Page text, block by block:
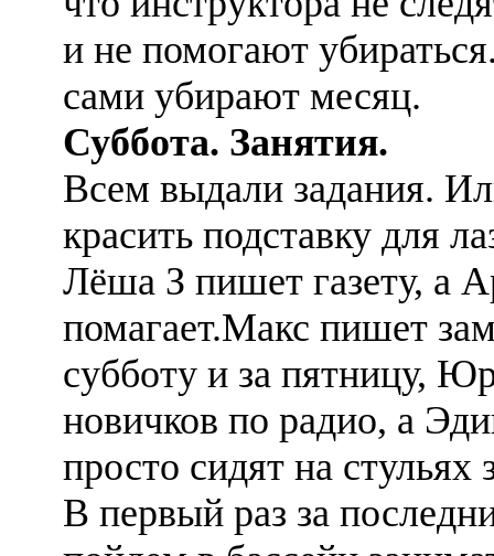
и не помогают
сами убирают месяц.
Суббота. Занятия.
Всем выдали задания.
красить подставку для
Лёша З пишет газету, а
помагает.Макс пишет
субботу и за пятницу,
новичков по радио, а
просто сидят на стульях
В первый раз за